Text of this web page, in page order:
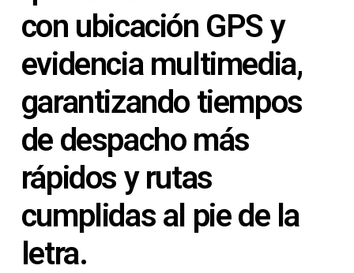
con ubicación GPS y
evidencia multimedia,
garantizando tiempos
de despacho más
rápidos y rutas
cumplidas al pie de la
letra.